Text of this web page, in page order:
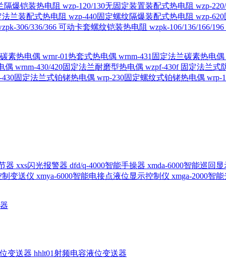
隔爆铠装热电阻 wzp-120/130无固定装置装配式热电阻 wzp-
法兰装配式热电阻 wzp-440固定螺纹隔爆装配式热电阻 wzp-
306/336/366 可动卡套螺纹铠装热电阻 wzpk-106/136/166/
素热电偶 wrnr-01热套式热电偶 wrnm-431固定法兰碳素热电偶
偶 wrnm-430/420固定法兰耐磨型热电偶 wzpf-430f 固定法兰式
430固定法兰式铂铑热电偶 wrp-230固定螺纹式铂铑热电偶 wrp-
器 xxs闪光报警器 dfd/q-4000智能手操器 xmda-6000智能巡回
制变送仪 xmya-6000智能电接点液位显示控制仪 xmga-2000智
变送器 hhlt01射频电容液位变送器